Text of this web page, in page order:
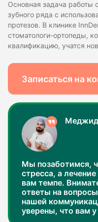
Основная задача работы
зубного ряда с
протезов. В клинике
стоматологи-ортопеды,
квалификацию, учатся
Записаться на
Мы позаботимся,
стресса, а
вам темпе.
ответы на
нашей
уверены, что вам